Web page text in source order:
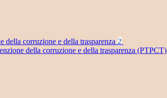
della corruzione e della trasparenza 2
della corruzione e della trasparenza (PTPCT)